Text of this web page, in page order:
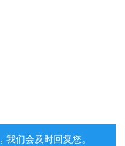
们会及时回复您。